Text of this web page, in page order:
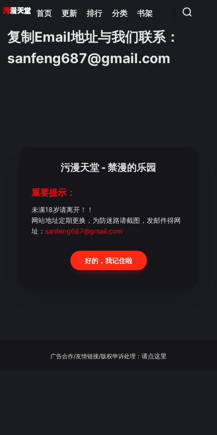
首页 更新 排行 分类 书架
复制Email地址与我们联系：
sanfeng687@gmail.com
广告合作/友情链接/版权申诉处理： 请点这里
污漫天堂 - 禁漫的乐园
重要提示：
未满18岁请离开！！
网站地址定期更换，为防迷路请截图，发邮件得网
址： sanfeng687@gmail.com
好的，我记住啦